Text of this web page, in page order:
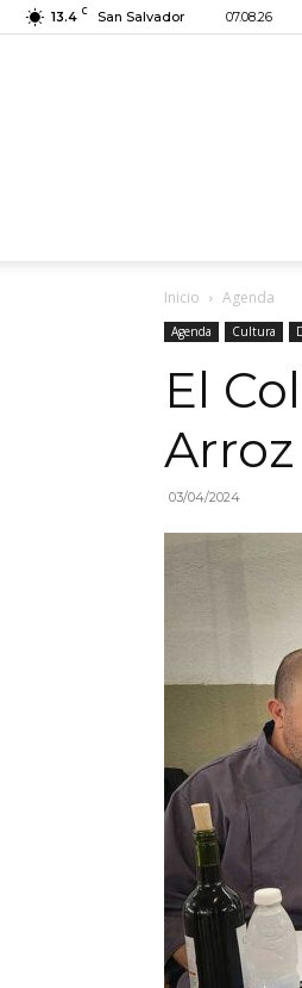
13.4 C San Salvador 07.08.26
Inicio Agenda
Agenda Cultura
El
03/04/2024